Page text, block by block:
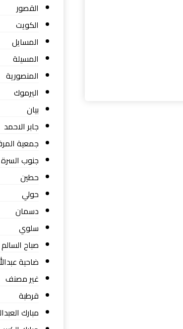
القصور
الكويت
المسايل
المسيلة
المنصورية
اليرموك
بيان
جابر الاحمد
جمعية
جنوب السرة
حطين
حولي
دسمان
سلوي
صباح السالم
ضاحية
غير مصنف
قرطبة
مبارك